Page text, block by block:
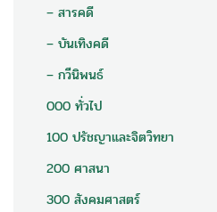
– สารคดี
– บันเทิงคดี
– กวีนิพนธ์
000 ทั่วไป
100 ปรัชญาและจิตวิทยา
200 ศาสนา
300 สังคมศาสตร์